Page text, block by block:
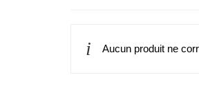
Aucun produit ne